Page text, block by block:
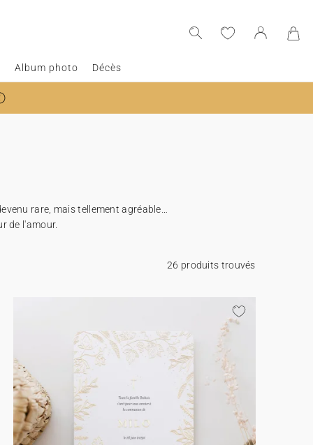
Album photo Décès
rare, mais tellement agréable…
de l'amour.
26 produits trouvés